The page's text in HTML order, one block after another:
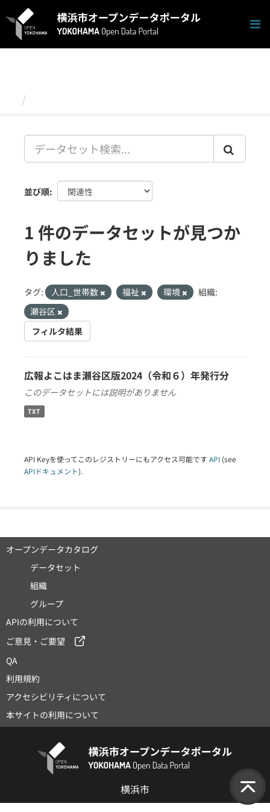
キ
並び順
1 件のデータセットが見つか
りました
タグ: 人口_世帯数 福祉 環境
組織:
瀬谷区
フィルタ結果
広報よこはま瀬谷区版2024（令和６）年発行分
このデータセットには説明がありません
TXT
API Keyを使ってこのレジストリーにもアクセス可能です API (see
APIドキュメント).
オープンデータカタログ
データセット
組織
グループ
APIの利用について
ご意見・ご要望
QA
利用規約
アクセシビリティについて
本サイトの利用について
横浜市